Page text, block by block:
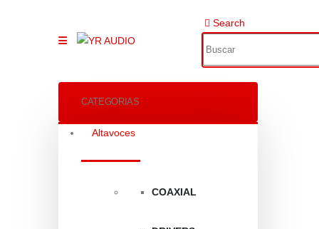
Search
CATEGORIAS
Altavoces
COAXIAL